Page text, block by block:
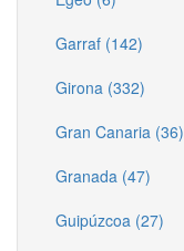
Garraf (142)
Girona (332)
Gran Canaria (36)
Granada (47)
Guipúzcoa (27)